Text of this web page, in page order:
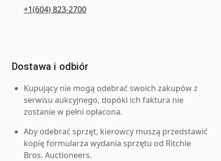
+1(604) 823-2700
Dostawa i odbiór
Kupujący nie mogą odebrać swoich zakupów z
serwisu aukcyjnego, dopóki ich faktura nie
zostanie w pełni opłacona.
Aby odebrać sprzęt, kierowcy muszą przedstawić
kopię formularza wydania sprzętu od Ritchie
Bros. Auctioneers.